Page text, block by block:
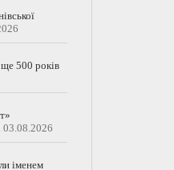
ще 500 років
03.08.2026
іменем